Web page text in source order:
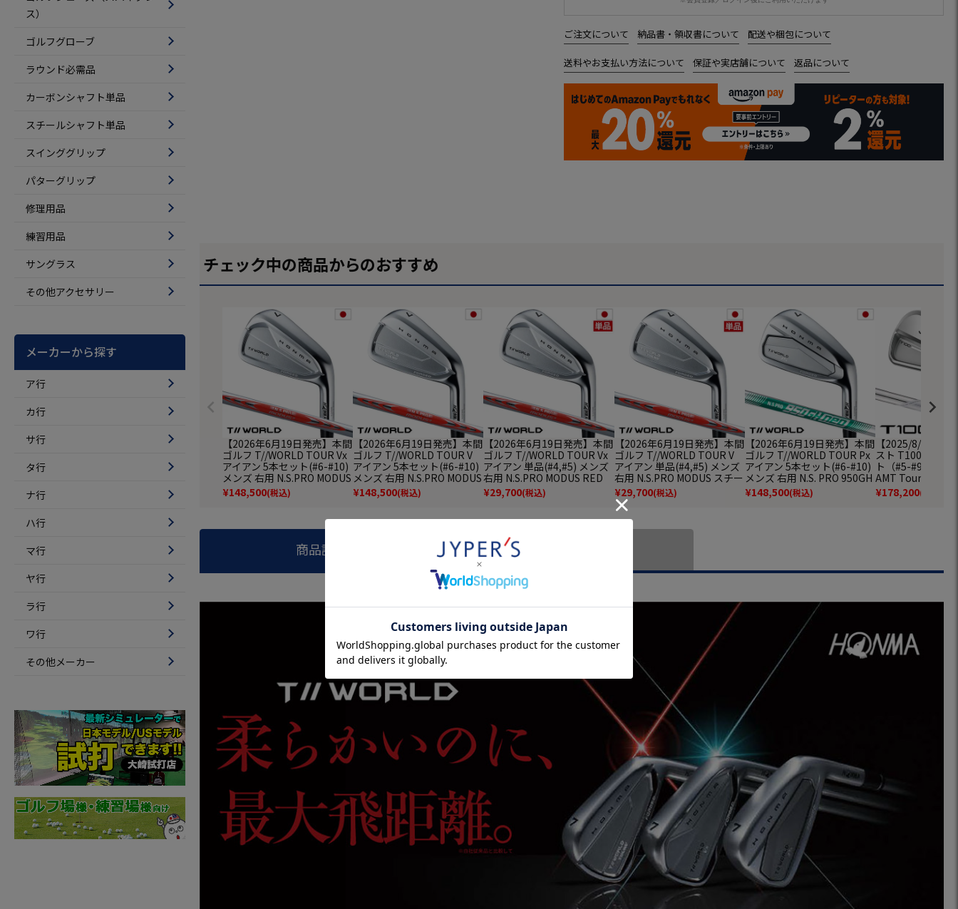
ス）
ゴルフグローブ
ラウンド必需品
カーボンシャフト単品
スチールシャフト単品
スインググリップ
パターグリップ
修理用品
練習用品
サングラス
その他アクセサリー
メーカーから探す
ア行
カ行
サ行
タ行
ナ行
ハ行
マ行
ヤ行
ラ行
ワ行
その他メーカー
ご注文について 納品書・領収書について 配送や梱包について
送料やお支払い方法について 保証や実店舗について 返品について
チェック中の商品からのおすすめ
【2026年6月19日発売】本間
ゴルフ T//WORLD TOUR Vx
アイアン 5本セット(#6-#10)
メンズ 右用 N.S.PRO MODUS
RED スチール HONMA 2026
年モデル 日本正規品 ゴルフ
¥148,500(税込)
【2026年6月19日発売】本間
ゴルフ T//WORLD TOUR V
アイアン 5本セット(#6-#10)
メンズ 右用 N.S.PRO MODUS
スチール HONMA 2026年モ
デル 日本正規品 ゴルフクラ
¥148,500(税込)
【2026年6月19日発売】本間
ゴルフ T//WORLD TOUR Vx
アイアン 単品(#4,#5) メンズ
右用 N.S.PRO MODUS RED
スチール HONMA 2026年モ
デル 日本正規品 ゴルフクラ
¥29,700(税込)
【2026年6月19日発売】本間
ゴルフ T//WORLD TOUR V
アイアン 単品(#4,#5) メンズ
右用 N.S.PRO MODUS スチー
ル HONMA 2026年モデル 日
本正規品 ゴルフクラブ
¥29,700(税込)
【2026年6月19日発売】本間
ゴルフ T//WORLD TOUR Px
アイアン 5本セット(#6-#10)
メンズ 右用 N.S. PRO 950GH
neo スチール HONMA 2026
年モデル 日本正規品 ゴルフ
¥148,500(税込)
【2025/8/22発売
スト T100 アイア
ト（#5-#9、P）
AMT Tour White
ャフト 日本正規
デル Titleist ゴル
¥178,200(税込)
商品説明